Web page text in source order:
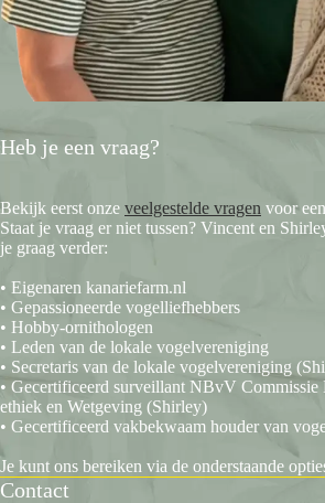
Heb je een vraag?
Bekijk eerst onze veelgestelde vragen voor
Staat je vraag er niet tussen? Vincent en
je graag verder:
• Eigenaren kanariefarm.nl
• Gepassioneerde vogelliefhebbers
• Hobby-ornithologen
• Leden van de lokale vogelvereniging
• Secretaris van de lokale vogelvereniging
• Gecertificeerd surveillant NBvV
ethiek en Wetgeving (Shirley)
• Gecertificeerd vakbekwaam houder van
Je kunt ons bereiken via de onderstaande
Contact